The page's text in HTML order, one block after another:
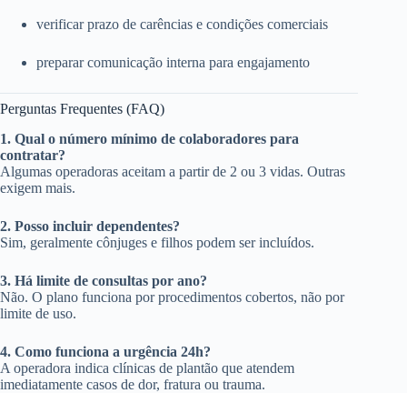
verificar prazo de carências e condições comerciais
preparar comunicação interna para engajamento
Perguntas Frequentes (FAQ)
1. Qual o número mínimo de colaboradores para
contratar?
Algumas operadoras aceitam a partir de 2 ou 3 vidas. Outras
exigem mais.
2. Posso incluir dependentes?
Sim, geralmente cônjuges e filhos podem ser incluídos.
3. Há limite de consultas por ano?
Não. O plano funciona por procedimentos cobertos, não por
limite de uso.
4. Como funciona a urgência 24h?
A operadora indica clínicas de plantão que atendem
imediatamente casos de dor, fratura ou trauma.